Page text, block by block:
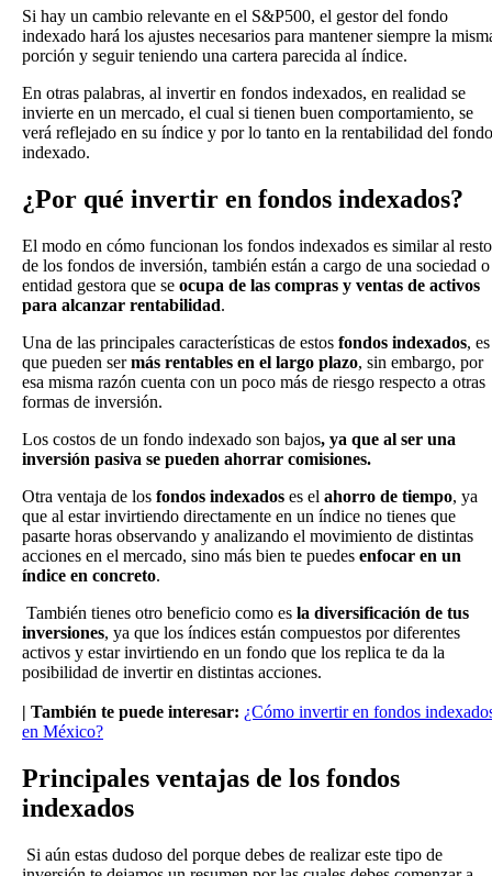
Si hay un cambio relevante en el S&P500, el gestor del fondo
indexado hará los ajustes necesarios para mantener siempre la
porción y seguir teniendo una cartera parecida al índice.
En otras palabras, al invertir en fondos indexados, en realidad se
invierte en un mercado, el cual si tienen buen comportamiento, se
verá reflejado en su índice y por lo tanto en la rentabilidad del fondo
indexado.
¿Por qué invertir en fondos indexados?
El modo en cómo funcionan los fondos indexados es similar al resto
de los fondos de inversión, también están a cargo de una sociedad o
entidad gestora que se ocupa de las compras y ventas de activos
para alcanzar rentabilidad.
Una de las principales características de estos fondos indexados, es
que pueden sermás rentables en el largo plazo, sin embargo, por
esa misma razón cuenta con un poco más de riesgo respecto a otras
formas de inversión.
Los costos de un fondo indexado son bajos, ya que al ser una
inversión pasiva se pueden ahorrar comisiones.
Otra ventaja de los fondos indexados es el ahorro de tiempo, ya
que al estar invirtiendo directamente en un índice no tienes que
pasarte horas observando y analizando el movimiento de distintas
acciones en el mercado, sino más bien te puedes enfocar en un
índice en concreto.
También tienes otro beneficio como es la diversificación de tus
inversiones, ya que los índices están compuestos por diferentes
activos y estar invirtiendo en un fondo que los replica te da la
posibilidad de invertir en distintas acciones.
| También te puede interesar: ¿Cómo invertir en fondos
en México?
Principales ventajas de los fondos
indexados
Si aún estas dudoso del porque debes de realizar este tipo de